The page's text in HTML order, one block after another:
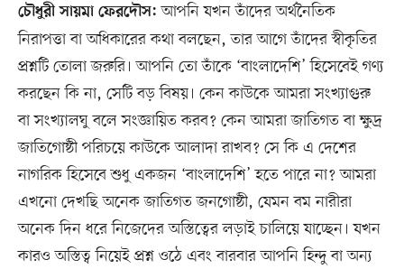
চৌধুরী সায়মা ফেরদৌস: আপনি যখন তাঁদের অর্থনৈতিক
নিরাপত্তা বা অধিকারের কথা বলছেন, তার আগে তাঁদের স্বীকৃতির
প্রশ্নটি তোলা জরুরি। আপনি তো তাঁকে ‘বাংলাদেশি’ হিসেবেই গণ্য
করছেন কি না, সেটি বড় বিষয়। কেন কাউকে আমরা সংখ্যাগুরু
বা সংখ্যালঘু বলে সংজ্ঞায়িত করব? কেন আমরা জাতিগত বা ক্ষুদ্র
জাতিগোষ্ঠী পরিচয়ে কাউকে আলাদা রাখব? সে কি এ দেশের
নাগরিক হিসেবে শুধু একজন ‘বাংলাদেশি’ হতে পারে না? আমরা
এখনো দেখছি অনেক জাতিগত জনগোষ্ঠী, যেমন বম নারীরা
অনেক দিন ধরে নিজেদের অস্তিত্বের লড়াই চালিয়ে যাচ্ছেন। যখন
কারও অস্তিত্ব নিয়েই প্রশ্ন ওঠে এবং বারবার আপনি হিন্দু বা অন্য